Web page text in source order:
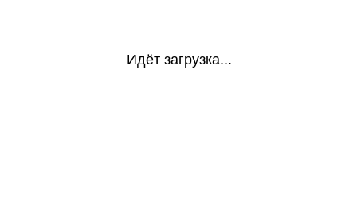
Идёт загрузка...